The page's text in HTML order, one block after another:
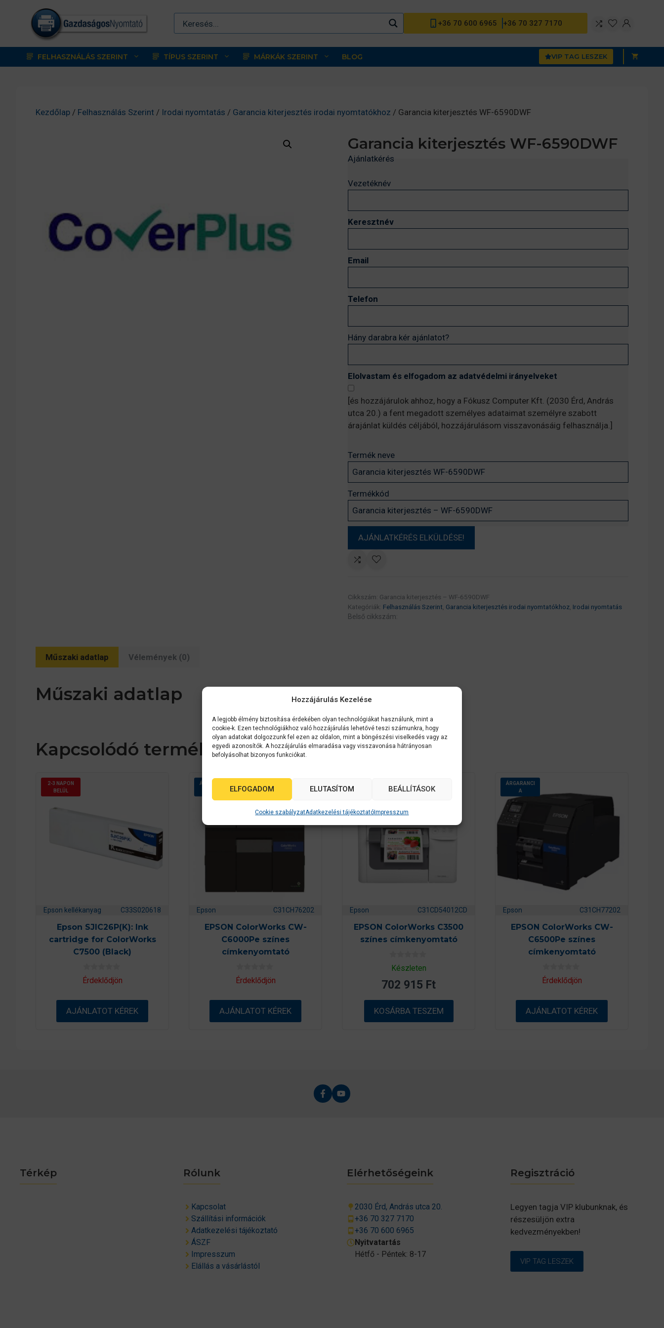
Hozzájárulás Kezelése
A legjobb élmény biztosítása érdekében olyan technológiákat használunk, mint a
cookie-k. Ezen technológiákhoz való hozzájárulás lehetővé teszi számunkra, hogy
olyan adatokat dolgozzunk fel ezen az oldalon, mint a böngészési viselkedés vagy az
egyedi azonosítók. A hozzájárulás elmaradása vagy visszavonása hátrányosan
befolyásolhat bizonyos funkciókat.
ELFOGADOM ELUTASÍTOM BEÁLLÍTÁSOK
Cookie szabályzatAdatkezelési tájékoztatóImpresszum
tartalomba
+36 70 600 6965 +36 70 327 7170
FELHASZNÁLÁS SZERINT TÍPUS SZERINT MÁRKÁK SZERINT BLOG VIP TAG LESZEK
Kezdőlap / Felhasználás Szerint / Irodai nyomtatás / Garancia kiterjesztés irodai nyomtatókhoz / Garancia kiterjesztés WF-6590DWF
Garancia kiterjesztés WF-6590DWF
Ajánlatkérés
Vezetéknév
Keresztnév
Email
Telefon
Hány darabra kér ajánlatot?
Elolvastam és elfogadom az adatvédelmi irányelveket
[és hozzájárulok ahhoz, hogy a Fókusz Computer Kft. (2030 Érd, András
utca 20.) a fent megadott személyes adataimat személyre szabott
árajánlat küldés céljából, hozzájárulásom visszavonásáig felhasználja.]
Termék neve
Termékkód
Cikkszám: Garancia kiterjesztés – WF-6590DWF
Kategóriák: Felhasználás Szerint Garancia kiterjesztés irodai nyomtatókhoz Irodai nyomtatás
Belső cikkszám:
Műszaki adatlap Vélemények (0)
Műszaki adatlap
Kapcsolódó termékek
2-3 NAPON
BELÜL
Epson kellékanyag C33S020618
Epson SJIC26P(K): Ink
cartridge for ColorWorks
C7500 (Black)
0
a
b
Érdeklődjön
AJÁNLATOT KÉREK
ÁRGARANCI
Epson C31CH76202
EPSON ColorWorks CW-
C6000Pe színes
címkenyomtató
0
a
b
Érdeklődjön
AJÁNLATOT KÉREK
Epson C31CD54012CD
EPSON ColorWorks C3500
színes címkenyomtató
0
a
5
b
ő
l
Készleten
702 915 Ft
KOSÁRBA TESZEM
ÁRGARANCI
A
Epson C31CH77202
EPSON ColorWorks CW-
C6500Pe színes
címkenyomtató
0
a
b
Érdeklődjön
AJÁNLATOT KÉREK
Térkép Rólunk
Kapcsolat
Szállítási információk
Adatkezelési tájékoztató
ÁSZF
Impresszum
Elállás a vásárlástól
Elérhetőségeink
2030 Érd, András utca 20.
+36 70 327 7170
+36 70 600 6965
Nyitvatartás
Hétfő - Péntek: 8-17
Regisztráció
Legyen tagja VIP klubunknak, és
részesüljön extra
kedvezményekben!
VIP TAG LESZEK